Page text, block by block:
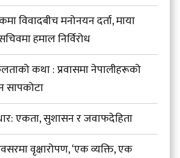
विवादबीच मनोनयन दर्ता, माया
हमाल निर्विरोध
कथा : प्रवासमा नेपालीहरूको
सापकोटा
एकता, सुशासन र जवाफदेहिता
वृक्षारोपण, ‘एक व्यक्ति, एक